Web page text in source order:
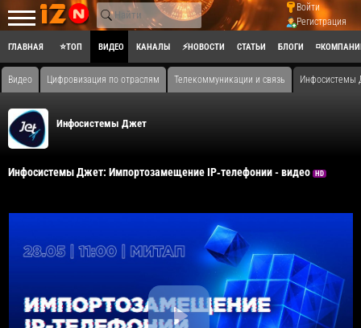
Войти
Регистрация
ГЛАВНАЯ ⭐ТОП ВИДЕО КАНАЛЫ ⚡НОВОСТИ СТАТЬИ БЛОГИ
Видео Цифровизация по отраслям Телекоммуникации и связь Инфосистемы
Инфосистемы Джет
Инфосистемы Джет: Импортозамещение IP‑телефонии - видео HD